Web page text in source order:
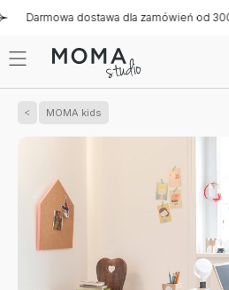
dostawa dla zamówień od 300 zł
MOMA kids